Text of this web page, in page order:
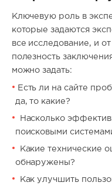
Ключевую роль в
которые задаются
все исследование, и
полезность
можно задать:
Есть ли на сайте
да, то какие?
Насколько
поисковыми
Какие технические
обнаружены?
Как улучшить